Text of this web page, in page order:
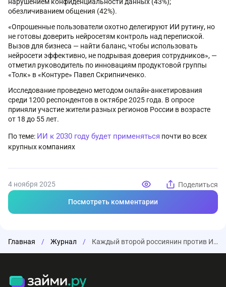
обезличиванием общения (42%).
«Опрошенные пользователи охотно делегируют ИИ рутину, но
не готовы доверить нейросетям контроль над перепиской.
Вызов для бизнеса — найти баланс, чтобы использовать
нейросети эффективно, не подрывая доверия сотрудников», —
отметил руководитель по инновациям продуктовой группы
«Толк» в «Контуре» Павел Скрипниченко.
Исследование проведено методом онлайн-анкетирования
среди 1200 респондентов в октябре 2025 года. В опросе
приняли участие жители разных регионов России в возрасте
от 18 до 55 лет.
По теме: ИИ к 2030 году будет применяться почти во всех
крупных компаниях
4 ноября 2025 Поделиться
Посмотреть комментарии
Главная / Журнал / Каждый второй россиянин против ИИ-модерации в рабочих чатах